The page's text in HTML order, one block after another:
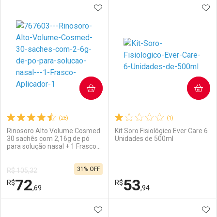
Laboratório
Ativar Desconto
Comprar sem Desconto
Por R$ 35,99/cada
Por Menos
Comprar sem Desconto
Por R$ 35,99/cada
Laboratório
Comprar sem Desconto
Por R$ 12,99/cada
Por Menos
Por R$ 12,99/cada
(28)
Rinosoro Alto Volume Cosmed
30 sachês com 2,16g de pó
para solução nasal + 1 Frasco
R$ 105,32
R$72,69
31% OFF
ADICIONAR AOS FAVORITOS
COMPRAR
(1)
Kit Soro Fisiológico Ever Care 6
Unidades de 500ml
R$53,94
COMPRAR
ADICIONAR AOS FAVORITOS